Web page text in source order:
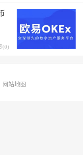
(0)
网站地图